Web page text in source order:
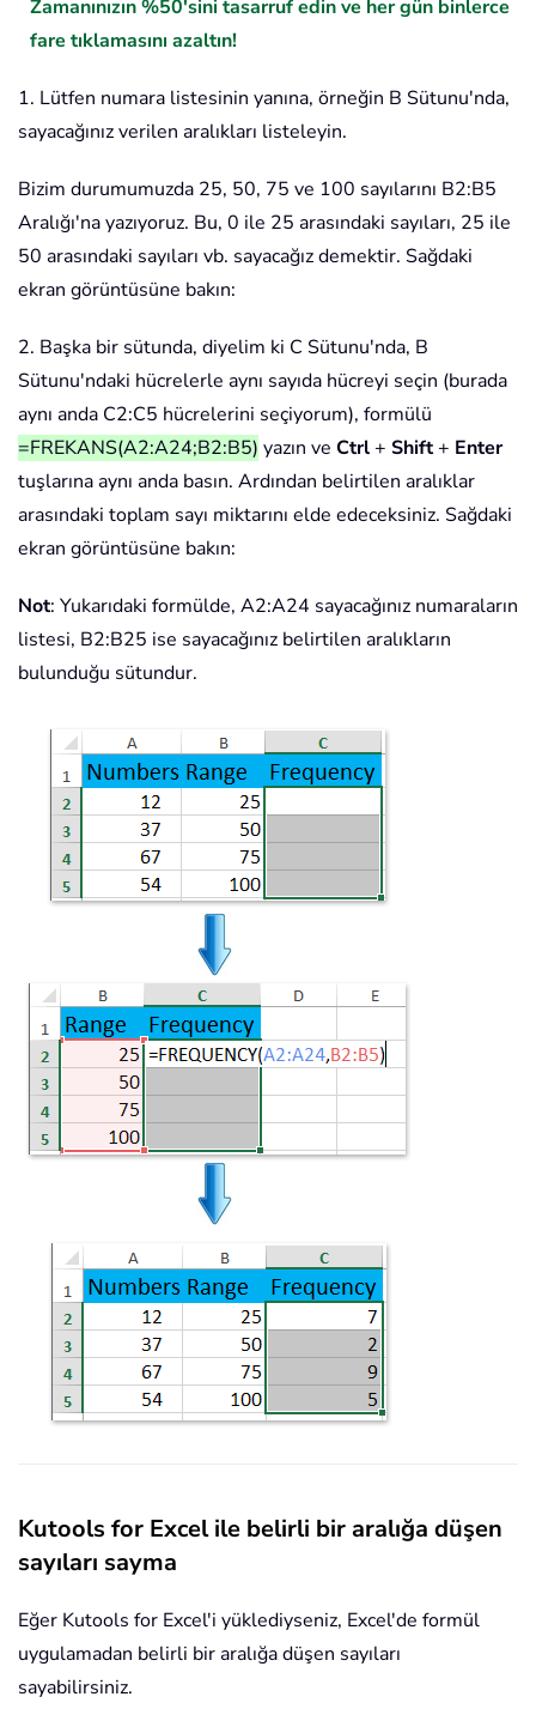
Zamanınızın %50'sini tasarruf edin ve her gün binlerce
fare tıklamasını azaltın!
1. Lütfen numara listesinin yanına, örneğin B Sütunu'nda,
sayacağınız verilen aralıkları listeleyin.
Bizim durumumuzda 25, 50, 75 ve 100 sayılarını B2:B5
Aralığı'na yazıyoruz. Bu, 0 ile 25 arasındaki sayıları, 25 ile
50 arasındaki sayıları vb. sayacağız demektir. Sağdaki
ekran görüntüsüne bakın:
2. Başka bir sütunda, diyelim ki C Sütunu'nda, B
Sütunu'ndaki hücrelerle aynı sayıda hücreyi seçin (burada
aynı anda C2:C5 hücrelerini seçiyorum), formülü
=FREKANS(A2:A24;B2:B5) yazın ve Ctrl+ Shift+ Enter
tuşlarına aynı anda basın. Ardından belirtilen aralıklar
arasındaki toplam sayı miktarını elde edeceksiniz. Sağdaki
ekran görüntüsüne bakın:
Not: Yukarıdaki formülde, A2:A24 sayacağınız numaraların
listesi, B2:B25 ise sayacağınız belirtilen aralıkların
bulunduğu sütundur.
Kutools for Excel ile belirli bir aralığa düşen
sayıları sayma
Eğer Kutools for Excel'i yüklediyseniz, Excel'de formül
uygulamadan belirli bir aralığa düşen sayıları
sayabilirsiniz.